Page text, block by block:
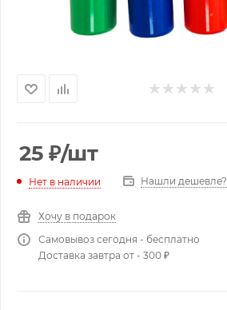
25 ₽/шт
Нет в наличии Нашли дешевле?
Хочу в подарок
Самовывоз сегодня - бесплатно
Доставка завтра от - 300 ₽